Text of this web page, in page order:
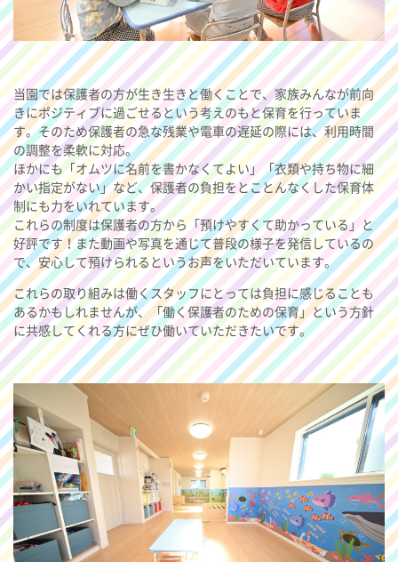
当園では保護者の方が生き生きと働くことで、家族みんなが前向
きにポジティブに過ごせるという考えのもと保育を行っていま
す。そのため保護者の急な残業や電車の遅延の際には、利用時間
の調整を柔軟に対応。
ほかにも「オムツに名前を書かなくてよい」「衣類や持ち物に細
かい指定がない」など、保護者の負担をとことんなくした保育体
制にも力をいれています。
これらの制度は保護者の方から「預けやすくて助かっている」と
好評です！また動画や写真を通じて普段の様子を発信しているの
で、安心して預けられるというお声をいただいています。
これらの取り組みは働くスタッフにとっては負担に感じることも
あるかもしれませんが、「働く保護者のための保育」という方針
に共感してくれる方にぜひ働いていただきたいです。